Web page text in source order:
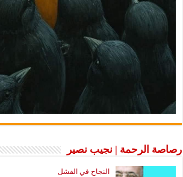
رصاصة الرحمة | نجيب نصير
النجاح في الفشل